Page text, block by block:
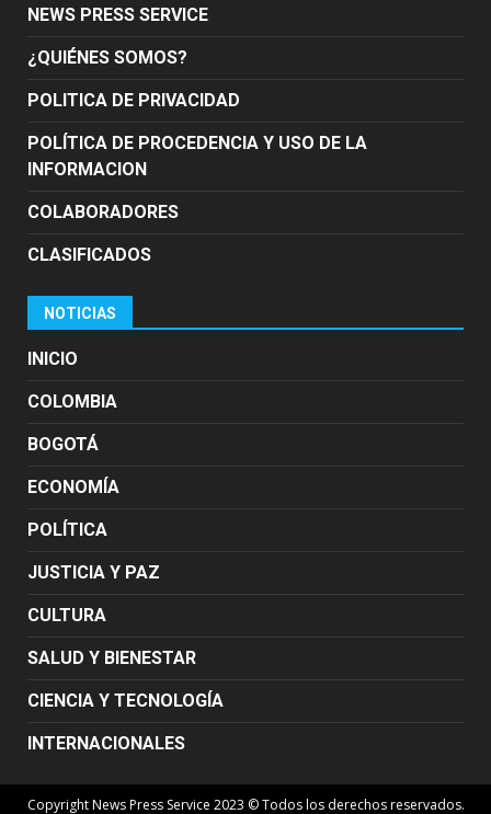
NEWS PRESS SERVICE
¿QUIÉNES SOMOS?
POLITICA DE PRIVACIDAD
POLÍTICA DE PROCEDENCIA Y USO DE LA
INFORMACION
COLABORADORES
CLASIFICADOS
NOTICIAS
INICIO
COLOMBIA
BOGOTÁ
ECONOMÍA
POLÍTICA
JUSTICIA Y PAZ
CULTURA
SALUD Y BIENESTAR
CIENCIA Y TECNOLOGÍA
INTERNACIONALES
Copyright News Press Service 2023 © Todos los derechos reservados.